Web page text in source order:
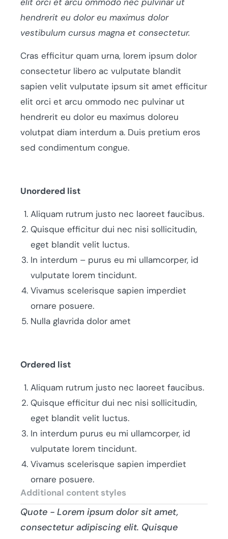
hendrerit eu dolor eu maximus dolor
vestibulum cursus magna et consectetur.
Cras efficitur quam urna, lorem ipsum dolor
consectetur libero ac vulputate blandit
sapien velit vulputate ipsum sit amet efficitur
elit orci et arcu ommodo nec pulvinar ut
hendrerit eu dolor eu maximus doloreu
volutpat diam interdum a. Duis pretium eros
sed condimentum congue.
Unordered list
Aliquam rutrum justo nec laoreet faucibus.
Quisque efficitur dui nec nisi sollicitudin,
eget blandit velit luctus.
In interdum – purus eu mi ullamcorper, id
vulputate lorem tincidunt.
Vivamus scelerisque sapien imperdiet
ornare posuere.
Nulla glavrida dolor amet
Ordered list
Aliquam rutrum justo nec laoreet faucibus.
Quisque efficitur dui nec nisi sollicitudin,
eget blandit velit luctus.
In interdum purus eu mi ullamcorper, id
vulputate lorem tincidunt.
Vivamus scelerisque sapien imperdiet
ornare posuere.
Additional content styles
Quote - Lorem ipsum dolor sit amet,
consectetur adipiscing elit. Quisque